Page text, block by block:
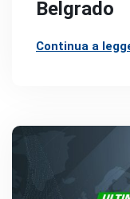
Belgrado
Continua a